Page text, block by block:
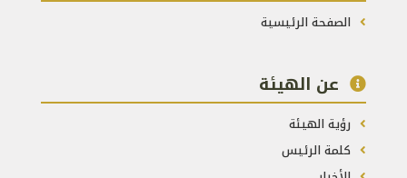
الصفحة الرئيسية
عن الهيئة
رؤية الهيئة
كلمة الرئيس